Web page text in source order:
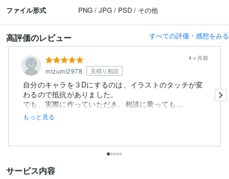
ファイル形式 PNG / JPG / PSD / その他
高評価のレビュー すべての評価・感想をみる
mizumi2978 見積り相談
4ヶ月前
自分のキャラを３Dにするのは、イラストのタッチが変
わるので抵抗がありました。
でも、実際に作っていただき、相談に乗っても...
もっと見る
サービス内容